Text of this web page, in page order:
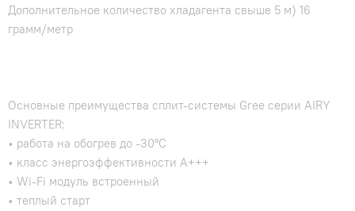
Дополнительное количество хладагента свыше 5 м) 16
грамм/метр
Основные преимущества сплит-системы Gree серии AIRY
INVERTER:
• работа на обогрев до -30°С
• класс энергоэффективности A+++
• Wi-Fi модуль встроенный
• теплый старт